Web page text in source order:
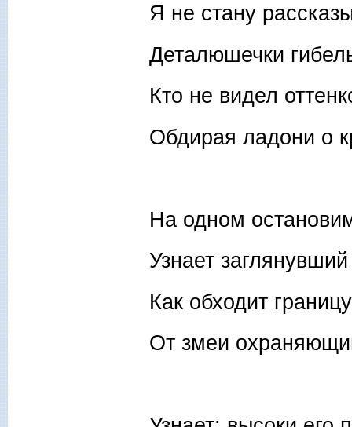
Я не стану
Деталюшечки
Кто не видел
Обдирая ладони о
На одном
Узнает
Как обходит
От змеи